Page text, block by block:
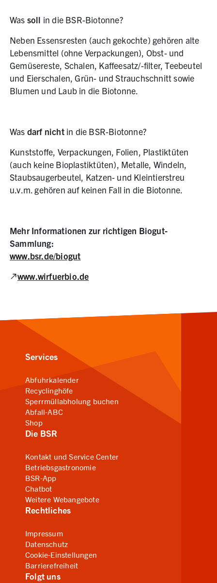
Was soll in die BSR-Biotonne?
Neben Essensresten (auch gekochte) gehören alte
Lebensmittel (ohne Verpackungen), Obst- und
Gemüsereste, Schalen, Kaffeesatz/-filter, Teebeutel
und Eierschalen, Grün- und Strauchschnitt sowie
Blumen und Laub in die Biotonne.
Was darf nichtin die BSR-Biotonne?
Kunststoffe, Verpackungen, Folien, Plastiktüten
(auch keine Bioplastiktüten), Metalle, Windeln,
Staubsaugerbeutel, Katzen- und Kleintierstreu
u.v.m. gehören auf keinen Fall in die Biotonne.
Mehr Informationen zur richtigen Biogut-
Sammlung:
www.bsr.de/biogut
www.wirfuerbio.de
(Link zu externer Website, öffnet in neuem Tab)
Services
Abfuhrkalender
Recyclinghöfe
Sperrmüllabholung buchen
Abfall-ABC
Shop
Die BSR
Kontakt und Service Center
Betriebsgastronomie
BSR-App
Chatbot
Weitere Webangebote
Rechtliches
Impressum
Datenschutz
Cookie-Einstellungen
Barrierefreiheit
Folgt uns